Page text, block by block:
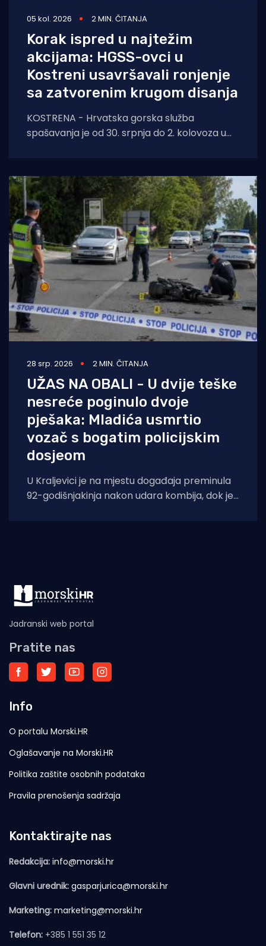
05 kol. 2026 2 MIN. ČITANJA
Korak ispred u najtežim
akcijama: HGSS-ovci u
Kostreni usavršavali ronjenje
sa zatvorenim krugom disanja
KOSTRENA - Hrvatska gorska služba
spašavanja je od 30. srpnja do 2. kolovoza u
28 srp. 2026 2 MIN. ČITANJA
UŽAS NA OBALI - U dvije teške
nesreće poginulo dvoje
pješaka: Mladića usmrtio
vozač s bogatim policijskim
dosjeom
U Kraljevici je na mjestu događaja preminula
92-godišnjakinja nakon udara kombija, dok je
Jadranski web portal
Pratite nas
Info
O portalu Morski.HR
Oglašavanje na Morski.HR
Politika zaštite osobnih podataka
Pravila prenošenja sadržaja
Kontaktirajte nas
Redakcija: info@morski.hr
Glavni urednik: gasparjurica@morski.hr
Marketing: marketing@morski.hr
Telefon: +385 1 551 35 12